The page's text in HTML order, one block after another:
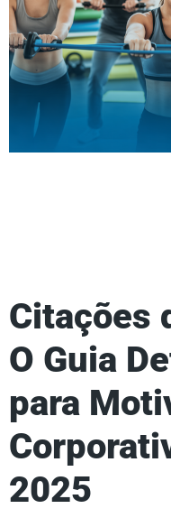
Citações
O Guia
para
2025